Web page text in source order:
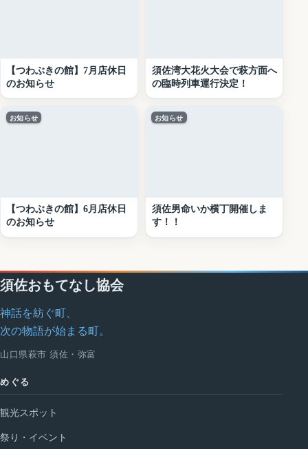
【つわぶきの館】7月店休日
のお知らせ
須佐湾大花火大会で萩方面へ
の臨時列車運行決定！
お知らせ
【つわぶきの館】6月店休日
のお知らせ
お知らせ
須佐男命いか横丁開催しま
す！！
須佐おもてなし協会
神話を紡ぐ町、
次の物語が始まる町。
山口県萩市 須佐・弥富
めぐる
観光スポット
祭り・イベント